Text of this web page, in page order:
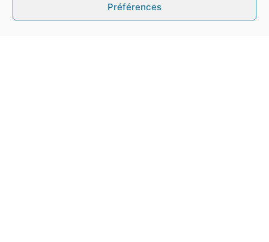
Préférences
Mode sombre :